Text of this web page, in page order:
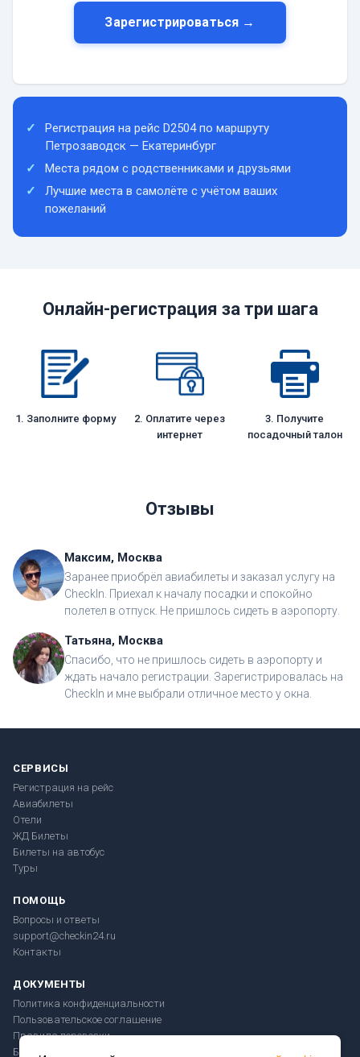
Зарегистрироваться →
Регистрация на рейс D2504 по маршруту
Петрозаводск — Екатеринбург
Места рядом с родственниками и друзьями
Лучшие места в самолёте с учётом ваших
пожеланий
Онлайн-регистрация за три шага
1. Заполните форму
2. Оплатите через
интернет
3. Получите
посадочный талон
Отзывы
Максим, Москва
Заранее приобрёл авиабилеты и заказал услугу на
CheckIn. Приехал к началу посадки и спокойно
полетел в отпуск. Не пришлось сидеть в аэропорту.
Татьяна, Москва
Спасибо, что не пришлось сидеть в аэропорту и
ждать начало регистрации. Зарегистрировалась на
CheckIn и мне выбрали отличное место у окна.
СЕРВИСЫ
Регистрация на рейс
Авиабилеты
Отели
ЖД Билеты
Билеты на автобус
Туры
ПОМОЩЬ
Вопросы и ответы
support@checkin24.ru
Контакты
ДОКУМЕНТЫ
Политика конфиденциальности
Пользовательское соглашение
Правила перевозки
Безопасность платежей